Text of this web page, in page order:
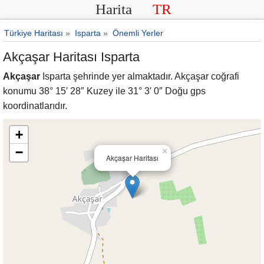
Harita TR
Türkiye Haritası » Isparta » Önemli Yerler
Akçaşar Haritası Isparta
Akçaşar Isparta şehrinde yer almaktadır. Akçaşar coğrafi
konumu 38° 15′ 28″ Kuzey ile 31° 3′ 0″ Doğu gps
koordinatlarıdır.
Akçaşar Haritası
×
+
−